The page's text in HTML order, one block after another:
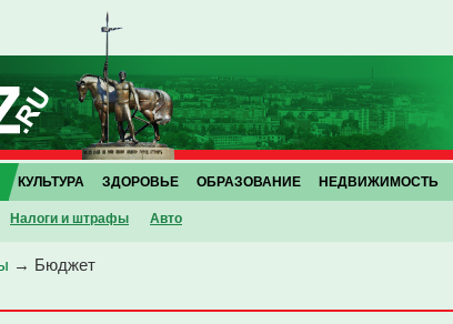
Налоги и штрафы Авто
КУЛЬТУРА ЗДОРОВЬЕ ОБРАЗОВАНИЕ НЕДВИЖИМОСТЬ
→ Бюджет